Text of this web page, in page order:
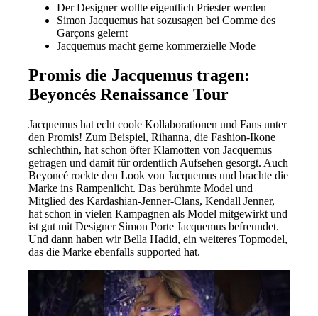
Der Designer wollte eigentlich Priester werden
Simon Jacquemus hat sozusagen bei Comme des
Garçons gelernt
Jacquemus macht gerne kommerzielle Mode
Promis die Jacquemus tragen:
Beyoncés Renaissance Tour
Jacquemus hat echt coole Kollaborationen und Fans unter
den Promis! Zum Beispiel, Rihanna, die Fashion-Ikone
schlechthin, hat schon öfter Klamotten von Jacquemus
getragen und damit für ordentlich Aufsehen gesorgt. Auch
Beyoncé rockte den Look von Jacquemus und brachte die
Marke ins Rampenlicht. Das berühmte Model und
Mitglied des Kardashian-Jenner-Clans, Kendall Jenner,
hat schon in vielen Kampagnen als Model mitgewirkt und
ist gut mit Designer Simon Porte Jacquemus befreundet.
Und dann haben wir Bella Hadid, ein weiteres Topmodel,
das die Marke ebenfalls supported hat.